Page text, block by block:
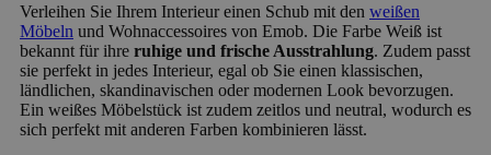
Verleihen Sie Ihrem Interieur einen Schub mit den weißen
Möbeln und Wohnaccessoires von Emob. Die Farbe Weiß ist
bekannt für ihre ruhige und frische Ausstrahlung. Zudem passt
sie perfekt in jedes Interieur, egal ob Sie einen klassischen,
ländlichen, skandinavischen oder modernen Look bevorzugen.
Ein weißes Möbelstück ist zudem zeitlos und neutral, wodurch es
sich perfekt mit anderen Farben kombinieren lässt.